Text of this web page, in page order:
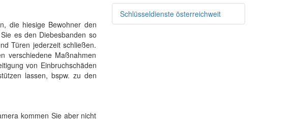
die hiesige Bewohner den
es den Diebesbanden so
Türen jederzeit schließen.
verschiedene Maßnahmen
von Einbruchschäden
lassen, bspw. zu den
kommen Sie aber nicht
Schlüsseldienste österreichweit